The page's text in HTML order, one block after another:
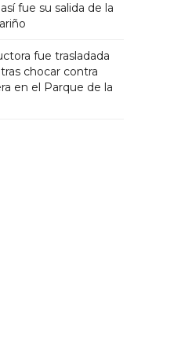
fue su salida de la
fue trasladada
chocar contra
en el Parque de la